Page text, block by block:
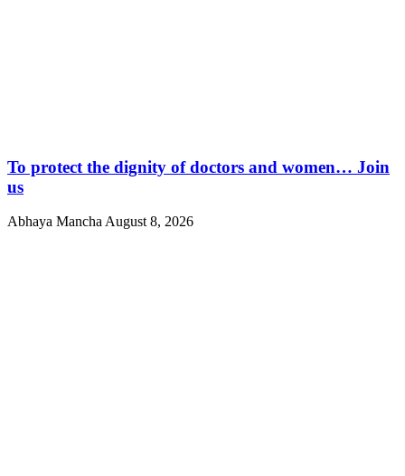
To protect the dignity of doctors and women… Join
us
Abhaya Mancha August 8, 2026